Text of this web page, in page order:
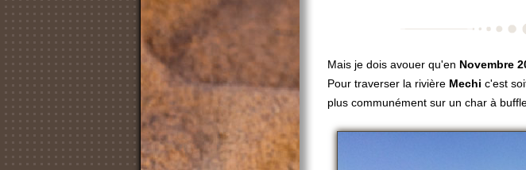
Mais je dois avouer qu'en Novembre
Pour traverser la rivière Mechi c'est
plus communément sur un char à